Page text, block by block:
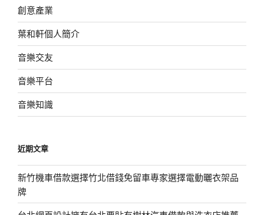
創意產業
葉和軒個人簡介
音樂交友
音樂平台
音樂知識
近期文章
新竹機車借款選擇竹北借錢免留車專家選擇電動曬衣架品
牌